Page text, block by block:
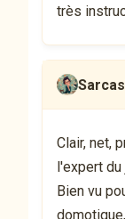
très
Clair, net,
l'expert du
Bien vu